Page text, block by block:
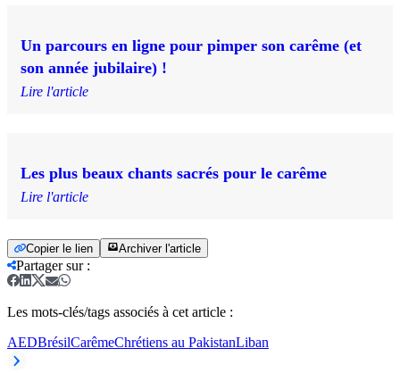
Un parcours en ligne pour pimper son carême (et
son année jubilaire) !
Lire l'article
Les plus beaux chants sacrés pour le carême
Lire l'article
Copier le lien Archiver l'article
Partager sur:
Les mots-clés/tags associés à cet article :
AEDBrésilCarêmeChrétiens au PakistanLiban